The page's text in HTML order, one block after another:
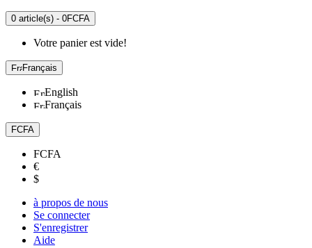
0 article(s) - 0FCFA
Votre panier est vide!
Français
English
Français
FCFA
FCFA
€
$
à propos de nous
Se connecter
S'enregistrer
Aide